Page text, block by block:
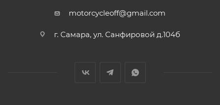
motorcycleoff@gmail.com
г. Самара, ул. Санфировой д.104б